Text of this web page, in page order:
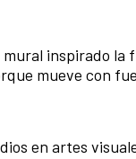
inspirado
mueve con
en artes